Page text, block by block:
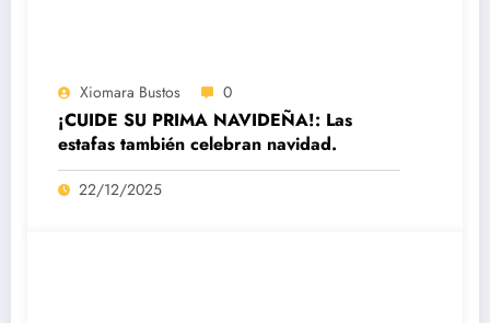
Xiomara Bustos 0
¡CUIDE SU PRIMA NAVIDEÑA!: Las
estafas también celebran navidad.
22/12/2025